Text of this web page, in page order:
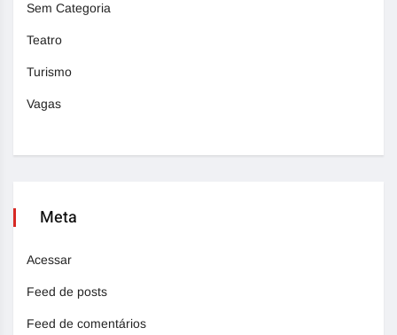
Sem Categoria
Teatro
Turismo
Vagas
Meta
Acessar
Feed de posts
Feed de comentários